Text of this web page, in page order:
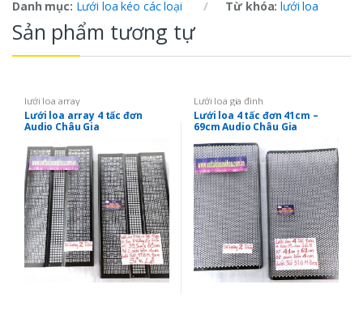
Danh mục: Lưới loa kéo các loại Từ khóa:lưới loa
Sản phẩm tương tự
lưới loa array
Lưới loa array 4 tấc đơn
Audio Châu Gia
Lưới loa gia đình
Lưới loa 4 tấc đơn 41cm –
69cm Audio Châu Gia